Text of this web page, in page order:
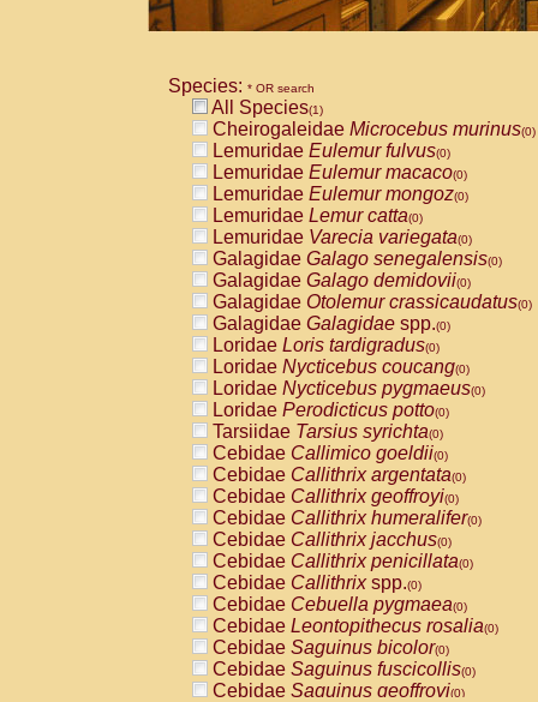
Species: * OR search
All Species(1)
Cheirogaleidae Microcebus murinus(0)
Lemuridae Eulemur fulvus(0)
Lemuridae Eulemur macaco(0)
Lemuridae Eulemur mongoz(0)
Lemuridae Lemur catta(0)
Lemuridae Varecia variegata(0)
Galagidae Galago senegalensis(0)
Galagidae Galago demidovii(0)
Galagidae Otolemur crassicaudatus(0)
Galagidae Galagidae spp.(0)
Loridae Loris tardigradus(0)
Loridae Nycticebus coucang(0)
Loridae Nycticebus pygmaeus(0)
Loridae Perodicticus potto(0)
Tarsiidae Tarsius syrichta(0)
Cebidae Callimico goeldii(0)
Cebidae Callithrix argentata(0)
Cebidae Callithrix geoffroyi(0)
Cebidae Callithrix humeralifer(0)
Cebidae Callithrix jacchus(0)
Cebidae Callithrix penicillata(0)
Cebidae Callithrixspp.(0)
Cebidae Cebuella pygmaea(0)
Cebidae Leontopithecus rosalia(0)
Cebidae Saguinus bicolor(0)
Cebidae Saguinus fuscicollis(0)
Cebidae Saguinus geoffroyi(0)